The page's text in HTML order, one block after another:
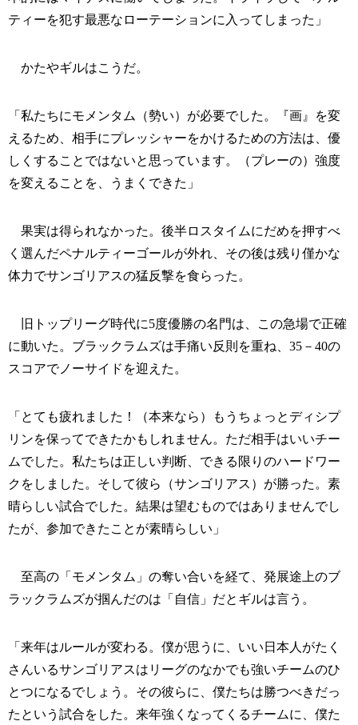
ティーを犯す最悪なローテーションに入ってしまった」
かたやギルはこうだ。
「私たちにモメンタム（勢い）が必要でした。『画』を変
えるため、相手にプレッシャーをかけるための方法は、優
しくすることではないと思っています。（プレーの）強度
を変えることを、うまくできた」
果実は得られなかった。後半ロスタイムにだめを押すべ
く選んだペナルティーゴールが外れ、その後は残り僅かな
体力でサンゴリアスの猛反撃を食らった。
旧トップリーグ時代に5度優勝の名門は、この急場で正確
に動いた。ブラックラムズは手痛い反則を重ね、35－40の
スコアでノーサイドを迎えた。
「とても疲れました！（本来なら）もうちょっとディシプ
リンを保ってできたかもしれません。ただ相手はいいチー
ムでした。私たちは正しい判断、できる限りのハードワー
クをしました。そして彼ら（サンゴリアス）が勝った。素
晴らしい試合でした。結果は望むものではありませんでし
たが、参加できたことが素晴らしい」
至高の「モメンタム」の奪い合いを経て、発展途上のブ
ラックラムズが掴んだのは「自信」だとギルは言う。
「来年はルールが変わる。僕が思うに、いい日本人がたく
さんいるサンゴリアスはリーグのなかでも強いチームのひ
とつになるでしょう。その彼らに、僕たちは勝つべきだっ
たという試合をした。来年強くなってくるチームに、僕た